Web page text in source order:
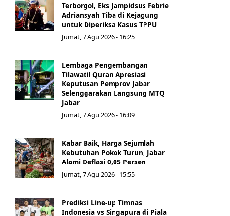
Terborgol, Eks Jampidsus Febrie
Adriansyah Tiba di Kejagung
untuk Diperiksa Kasus TPPU
Jumat, 7 Agu 2026 - 16:25
Lembaga Pengembangan
Tilawatil Quran Apresiasi
Keputusan Pemprov Jabar
Selenggarakan Langsung MTQ
Jabar
Jumat, 7 Agu 2026 - 16:09
Kabar Baik, Harga Sejumlah
Kebutuhan Pokok Turun, Jabar
Alami Deflasi 0,05 Persen
Jumat, 7 Agu 2026 - 15:55
Prediksi Line-up Timnas
Indonesia vs Singapura di Piala